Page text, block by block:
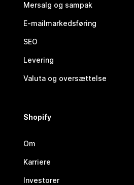
Mersalg og sampak
E-mailmarkedsføring
SEO
Levering
Valuta og oversættelse
Shopify
Om
Karriere
Investorer